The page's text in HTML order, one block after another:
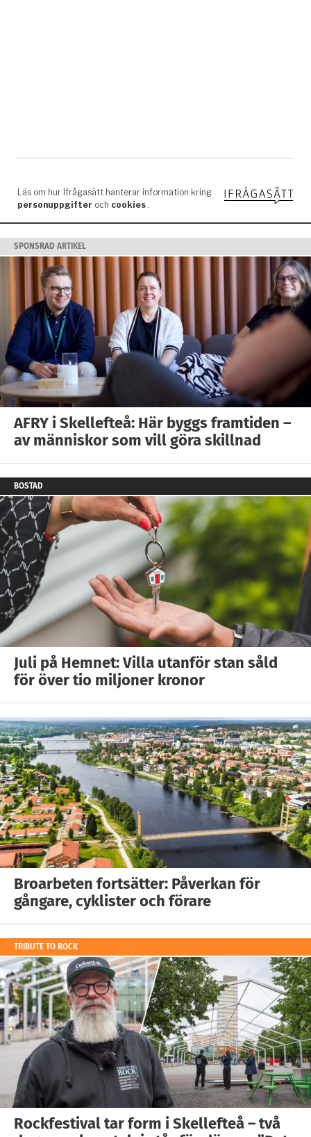
SPONSRAD ARTIKEL
AFRY i Skellefteå: Här byggs framtiden –
av människor som vill göra skillnad
BOSTAD
Juli på Hemnet: Villa utanför stan såld
för över tio miljoner kronor
Broarbeten fortsätter: Påverkan för
gångare, cyklister och förare
TRIBUTE TO ROCK
Rockfestival tar form i Skellefteå – två